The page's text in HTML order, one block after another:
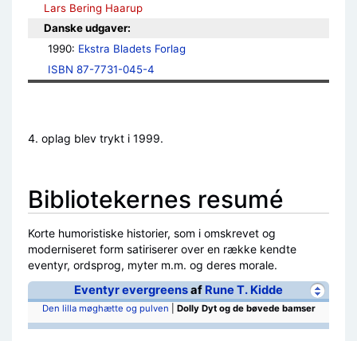
Lars Bering Haarup
Danske udgaver:
1990: Ekstra Bladets Forlag
ISBN 87-7731-045-4
4. oplag blev trykt i 1999.
Bibliotekernes resumé
Korte humoristiske historier, som i omskrevet og
moderniseret form satiriserer over en række kendte
eventyr, ordsprog, myter m.m. og deres morale.
Eventyr evergreensaf Rune T. Kidde
Den lilla møghætte og pulven Dolly Dyt og de bøvede bamser